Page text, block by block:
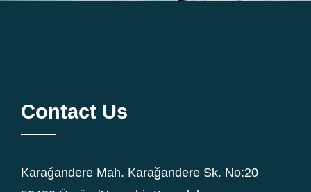
Contact Us
Karağandere Mah. Karağandere Sk. No:20